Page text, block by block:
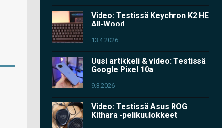
Video: Testissä Keychron K2 HE
All-Wood
13.4.2026
Uusi artikkeli & video: Testissä
Google Pixel 10a
9.3.2026
Video: Testissä Asus ROG
Kithara -pelikuulokkeet